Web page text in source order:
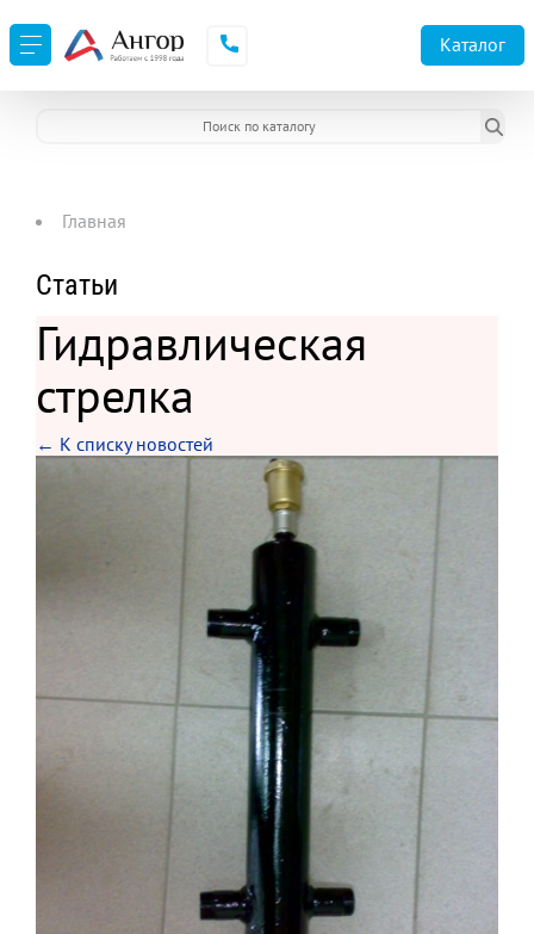
Каталог
Главная
Статьи
Гидравлическая
стрелка
← К списку новостей